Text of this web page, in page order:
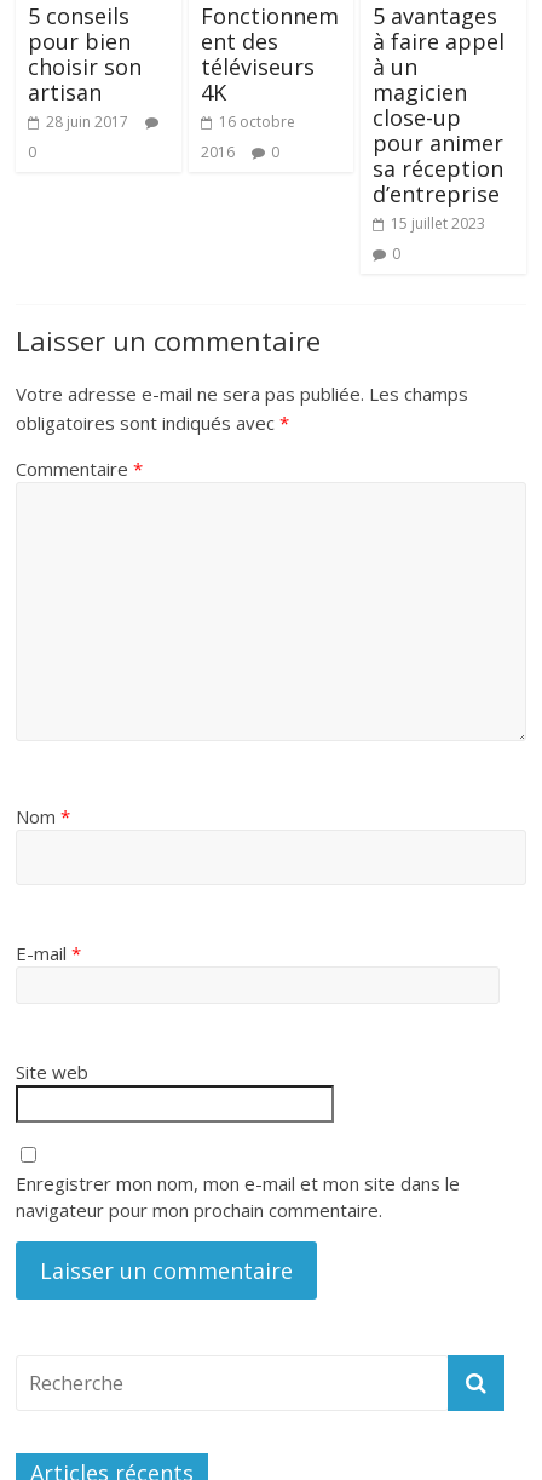
5 conseils
pour bien
choisir son
artisan
28 juin 2017
0
Fonctionnem
ent des
téléviseurs
4K
16 octobre
2016
0
5 avantages
à faire appel
à un
magicien
close-up
pour animer
sa réception
d’entreprise
15 juillet 2023
0
Laisser un commentaire
Votre adresse e-mail ne sera pas publiée. Les champs
obligatoires sont indiqués avec*
Commentaire*
Nom*
E-mail*
Site web
Enregistrer mon nom, mon e-mail et mon site dans le
navigateur pour mon prochain commentaire.
Articles récents